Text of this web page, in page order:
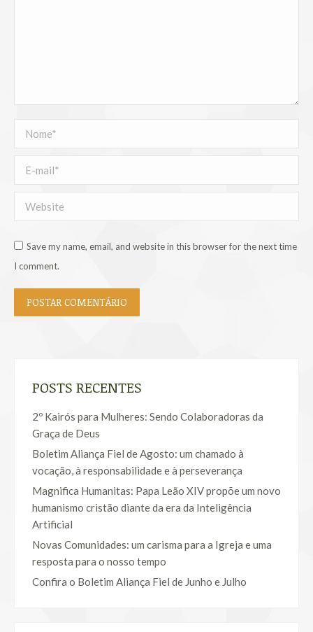
Nome *
E-mail *
Website
Save my name, email, and website in this browser for the next time
I comment.
POSTAR COMENTÁRIO
POSTS RECENTES
2º Kairós para Mulheres: Sendo Colaboradoras da
Graça de Deus
Boletim Aliança Fiel de Agosto: um chamado à
vocação, à responsabilidade e à perseverança
Magnifica Humanitas: Papa Leão XIV propõe um novo
humanismo cristão diante da era da Inteligência
Artificial
Novas Comunidades: um carisma para a Igreja e uma
resposta para o nosso tempo
Confira o Boletim Aliança Fiel de Junho e Julho